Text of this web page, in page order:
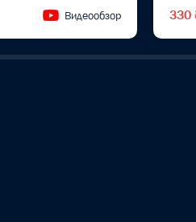
Видеообзор 330